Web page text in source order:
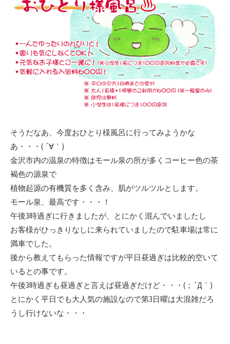
そうだなあ、今度おひとり様風呂に行ってみようかな
あ・・・( ´∀｀)
金沢市内の温泉の特徴はモール泉の所が多くコーヒー色の茶
褐色の源泉で
植物起源の有機質を多く含み、肌がツルツルとします。
モール泉、最高です・・・！
午後3時過ぎに行きましたが、とにかく混んでいましたし
お客様がひっきりなしに来られていましたので駐車場は常に
満車でした。
後から教えてもらった情報ですが平日昼過ぎは比較的空いて
いるとの事です。
午後3時過ぎも昼過ぎと言えば昼過ぎだけど・・・(；´Д｀)
とにかく平日でも大人気の施設なので第3日曜は大混雑だろ
うし行けないな・・・